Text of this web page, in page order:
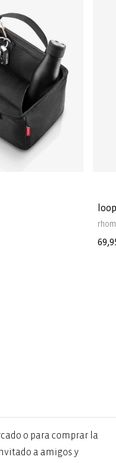
o para comprar la
a amigos y